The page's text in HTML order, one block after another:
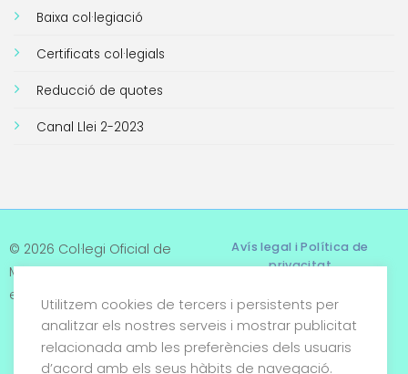
Baixa col·legiació
Certificats col·legials
Reducció de quotes
Canal Llei 2-2023
© 2026 Col·legi Oficial de
Metges de Tarragona. Tots
els drets reservats
Avís legal i Política de
privacitat
Termes i condicions
Política de cookies
Utilitzem cookies de tercers i persistents per
analitzar els nostres serveis i mostrar publicitat
relacionada amb les preferències dels usuaris
d’acord amb els seus hàbits de navegació.